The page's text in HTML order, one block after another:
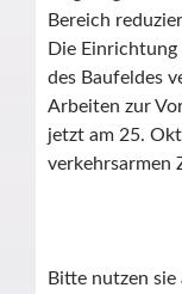
Bereich
Die Einrichtung
des Baufeldes
Arbeiten zur
jetzt am 25.
verkehrsarmen
Bitte nutzen